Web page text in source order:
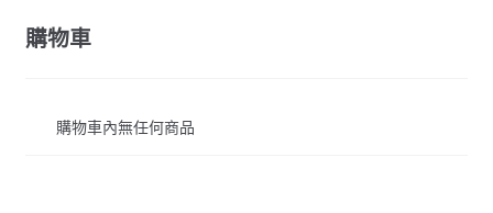
購物車
購物車內無任何商品